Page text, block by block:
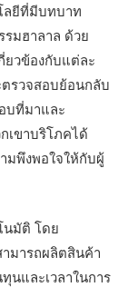
ลยีที่มีบทบาท
มฮาลาล ด้วย
ยวข้องกับแต่ละ
รวจสอบย้อนกลับ
บที่มาและ
เขาบริโภคได้
มพึงพอใจให้กับผู้
นมัติ โดย
มารถผลิตสินค้า
และเวลาในการ